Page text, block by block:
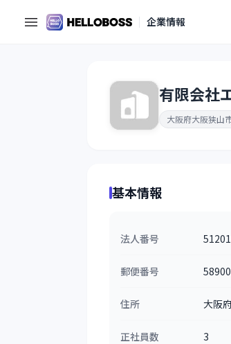
企業情報
有限会社
大阪府大阪狭山
基本情報
法人番号
郵便番号
住所 大阪
正社員数 3